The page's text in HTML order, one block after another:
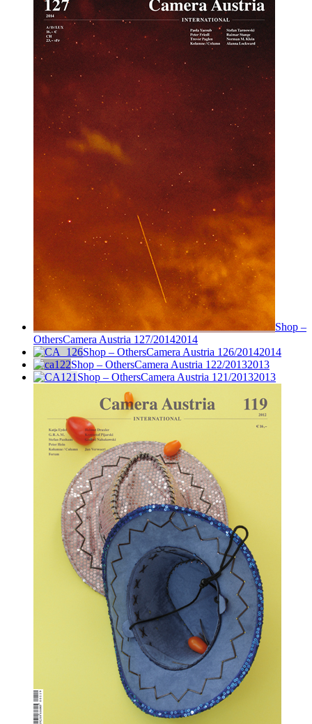
Shop –
OthersCamera Austria 127/20142014
Shop – OthersCamera Austria 126/20142014
Shop – OthersCamera Austria 122/20132013
Shop – OthersCamera Austria 121/20132013